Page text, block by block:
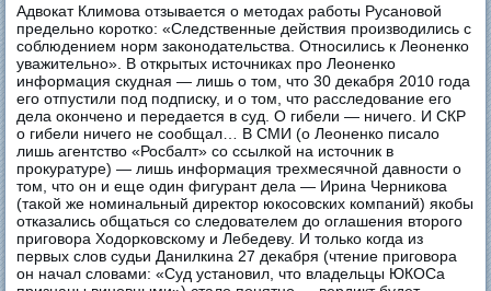
Адвокат Климова отзывается о методах работы Русановой
предельно коротко: «Следственные действия производились с
соблюдением норм законодательства. Относились к Леоненко
уважительно». В открытых источниках про Леоненко
информация скудная — лишь о том, что 30 декабря 2010 года
его отпустили под подписку, и о том, что расследование его
дела окончено и передается в суд. О гибели — ничего. И СКР
о гибели ничего не сообщал… В СМИ (о Леоненко писало
лишь агентство «Росбалт» со ссылкой на источник в
прокуратуре) — лишь информация трехмесячной давности о
том, что он и еще один фигурант дела — Ирина Черникова
(такой же номинальный директор юкосовских компаний) якобы
отказались общаться со следователем до оглашения второго
приговора Ходорковскому и Лебедеву. И только когда из
первых слов судьи Данилкина 27 декабря (чтение приговора
он начал словами: «Суд установил, что владельцы ЮКОСа